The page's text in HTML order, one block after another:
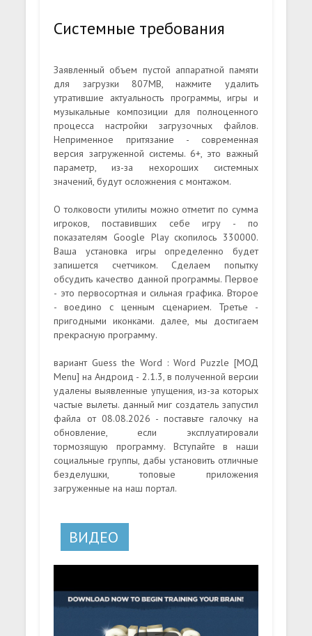
Системные требования
Заявленный объем пустой аппаратной памяти
для загрузки 807MB, нажмите удалить
утратившие актуальность программы, игры и
музыкальные композиции для полноценного
процесса настройки загрузочных файлов.
Неприменное притязание - современная
версия загруженной системы. 6+, это важный
параметр, из-за нехороших системных
значений, будут осложнения с монтажом.
О толковости утилиты можно отметит по сумма
игроков, поставивших себе игру - по
показателям Google Play скопилось 330000.
Ваша установка игры определенно будет
запишется счетчиком. Сделаем попытку
обсудить качество данной программы. Первое
- это первосортная и сильная графика. Второе
- воедино с ценным сценарием. Третье -
пригодными иконками. далее, мы достигаем
прекрасную программу.
вариант Guess the Word : Word Puzzle [МОД
Menu] на Андроид - 2.1.3, в полученной версии
удалены выявленные упущения, из-за которых
частые вылеты. данный миг создатель запустил
файла от 08.08.2026 - поставьте галочку на
обновление, если эксплуатировали
тормозящую программу. Вступайте в наши
социальные группы, дабы установить отличные
безделушки, топовые приложения
загруженные на наш портал.
ВИДЕО